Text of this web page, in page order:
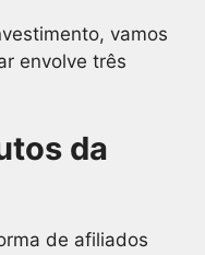
vamos
envolve três
da
de afiliados